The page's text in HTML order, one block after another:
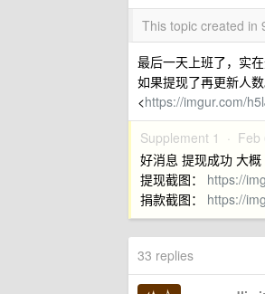
This topic created in
最后一天上班了，实
如果提现了再更新人
<https://imgur.com/
Supplement 1 · Feb
好消息 提现成功 大
提现截图： https://
捐款截图： https://
33 replies